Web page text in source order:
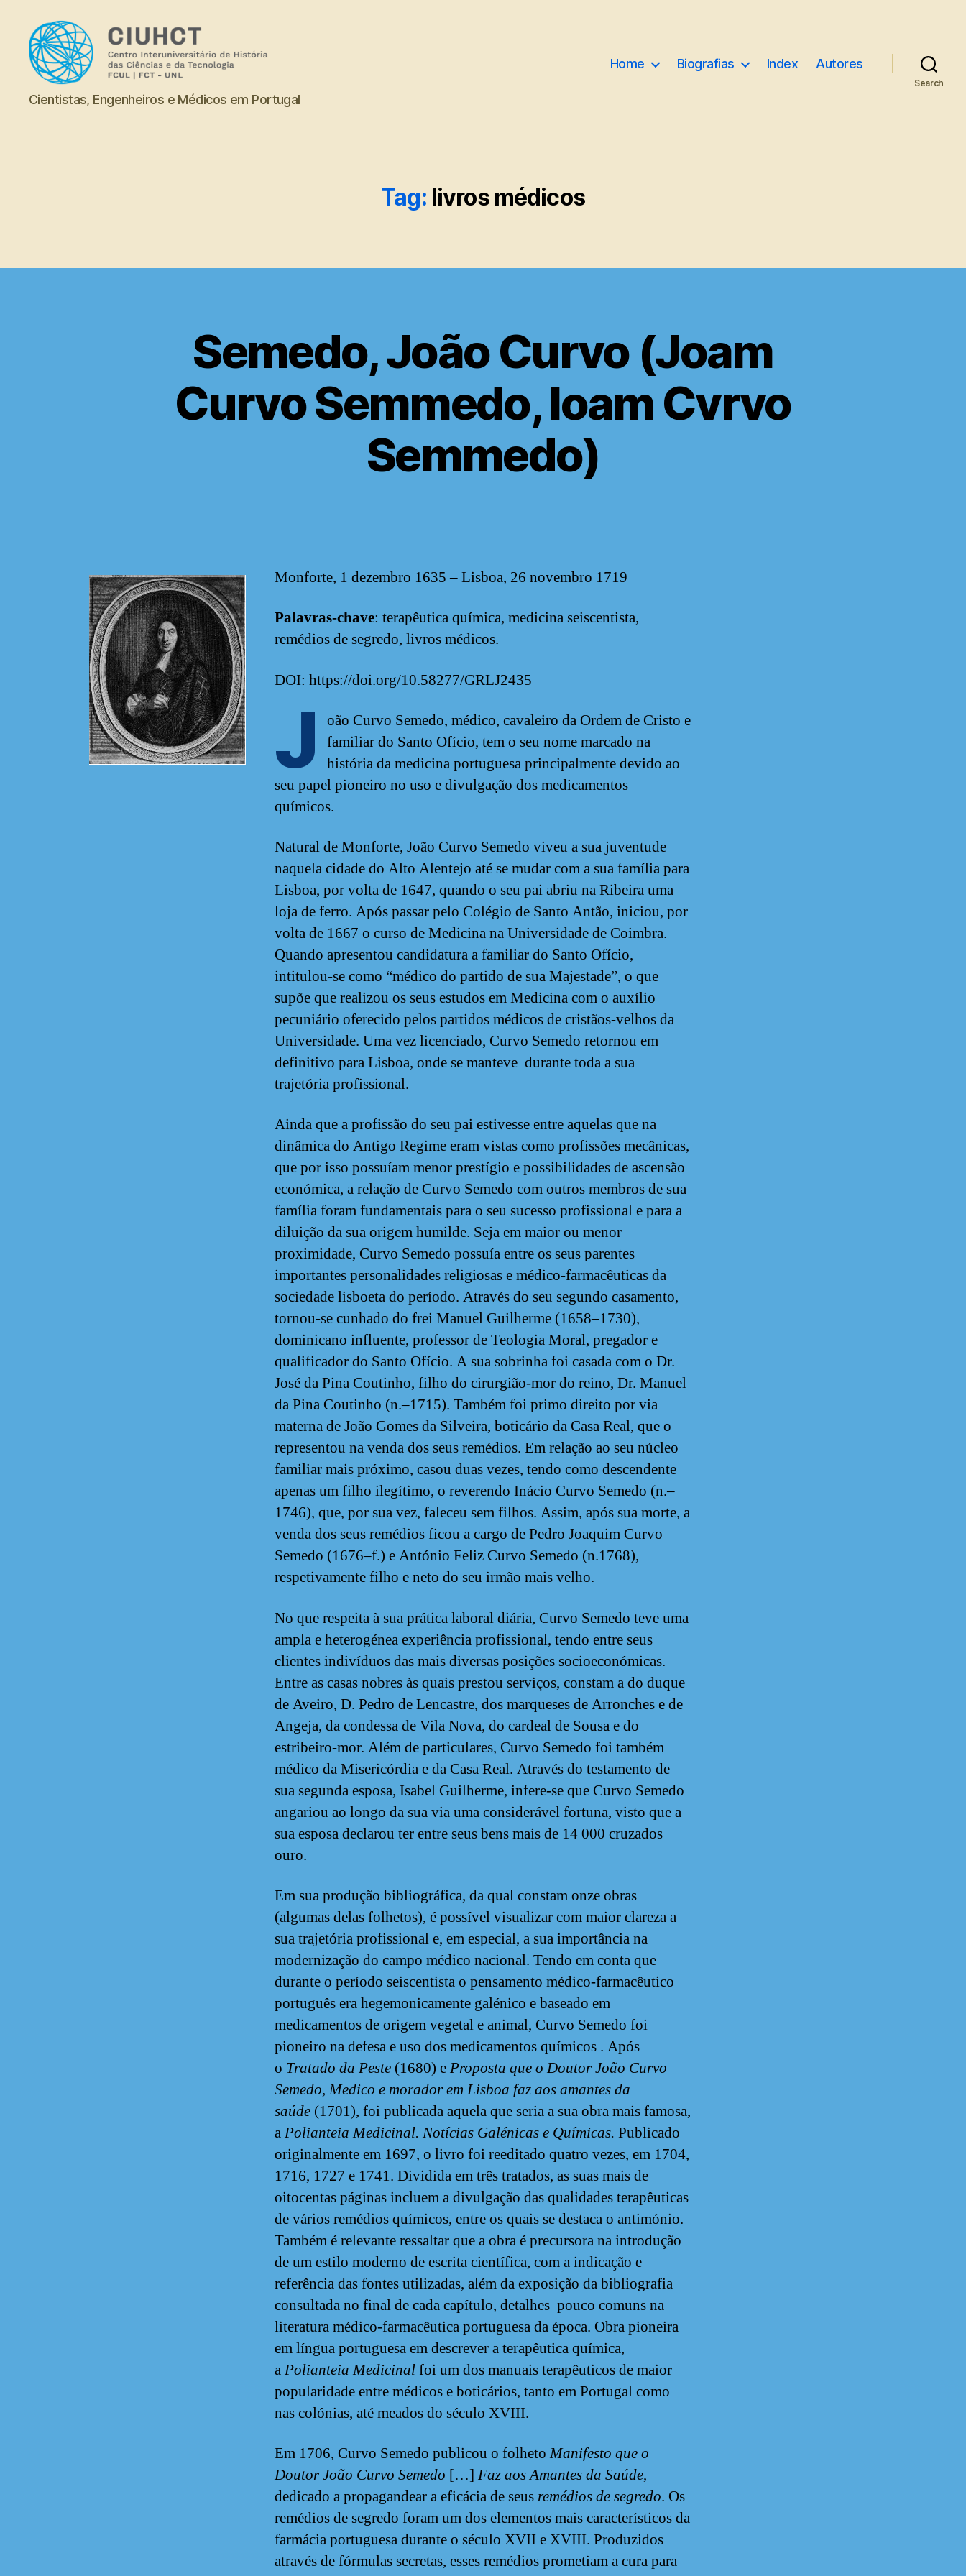
Dicionário
Cientistas, Engenheiros e Médicos em Portugal
Home Biografias Index Autores
Search
Tag: livros médicos
Semedo, João Curvo (Joam
Curvo Semmedo, Ioam Cvrvo
Semmedo)
Monforte, 1 dezembro 1635 – Lisboa, 26 novembro 1719
Palavras-chave: terapêutica química, medicina seiscentista,
remédios de segredo, livros médicos.
DOI: https://doi.org/10.58277/GRLJ2435
J
oão Curvo Semedo, médico, cavaleiro da Ordem de Cristo e
familiar do Santo Ofício, tem o seu nome marcado na
história da medicina portuguesa principalmente devido ao
seu papel pioneiro no uso e divulgação dos medicamentos
químicos.
Natural de Monforte, João Curvo Semedo viveu a sua juventude
naquela cidade do Alto Alentejo até se mudar com a sua família para
Lisboa, por volta de 1647, quando o seu pai abriu na Ribeira uma
loja de ferro. Após passar pelo Colégio de Santo Antão, iniciou, por
volta de 1667 o curso de Medicina na Universidade de Coimbra.
Quando apresentou candidatura a familiar do Santo Ofício,
intitulou-se como “médico do partido de sua Majestade”, o que
supõe que realizou os seus estudos em Medicina com o auxílio
pecuniário oferecido pelos partidos médicos de cristãos-velhos da
Universidade. Uma vez licenciado, Curvo Semedo retornou em
definitivo para Lisboa, onde se manteve durante toda a sua
trajetória profissional.
Ainda que a profissão do seu pai estivesse entre aquelas que na
dinâmica do Antigo Regime eram vistas como profissões mecânicas,
que por isso possuíam menor prestígio e possibilidades de ascensão
económica, a relação de Curvo Semedo com outros membros de sua
família foram fundamentais para o seu sucesso profissional e para a
diluição da sua origem humilde. Seja em maior ou menor
proximidade, Curvo Semedo possuía entre os seus parentes
importantes personalidades religiosas e médico-farmacêuticas da
sociedade lisboeta do período. Através do seu segundo casamento,
tornou-se cunhado do frei Manuel Guilherme (1658–1730),
dominicano influente, professor de Teologia Moral, pregador e
qualificador do Santo Ofício. A sua sobrinha foi casada com o Dr.
José da Pina Coutinho, filho do cirurgião-mor do reino, Dr. Manuel
da Pina Coutinho (n.–1715). Também foi primo direito por via
materna de João Gomes da Silveira, boticário da Casa Real, que o
representou na venda dos seus remédios. Em relação ao seu núcleo
familiar mais próximo, casou duas vezes, tendo como descendente
apenas um filho ilegítimo, o reverendo Inácio Curvo Semedo (n.–
1746), que, por sua vez, faleceu sem filhos. Assim, após sua morte, a
venda dos seus remédios ficou a cargo de Pedro Joaquim Curvo
Semedo (1676–f.) e António Feliz Curvo Semedo (n.1768),
respetivamente filho e neto do seu irmão mais velho.
No que respeita à sua prática laboral diária, Curvo Semedo teve uma
ampla e heterogénea experiência profissional, tendo entre seus
clientes indivíduos das mais diversas posições socioeconómicas.
Entre as casas nobres às quais prestou serviços, constam a do duque
de Aveiro, D. Pedro de Lencastre, dos marqueses de Arronches e de
Angeja, da condessa de Vila Nova, do cardeal de Sousa e do
estribeiro-mor. Além de particulares, Curvo Semedo foi também
médico da Misericórdia e da Casa Real. Através do testamento de
sua segunda esposa, Isabel Guilherme, infere-se que Curvo Semedo
angariou ao longo da sua via uma considerável fortuna, visto que a
sua esposa declarou ter entre seus bens mais de 14 000 cruzados
ouro.
Em sua produção bibliográfica, da qual constam onze obras
(algumas delas folhetos), é possível visualizar com maior clareza a
sua trajetória profissional e, em especial, a sua importância na
modernização do campo médico nacional. Tendo em conta que
durante o período seiscentista o pensamento médico-farmacêutico
português era hegemonicamente galénico e baseado em
medicamentos de origem vegetal e animal, Curvo Semedo foi
pioneiro na defesa e uso dos medicamentos químicos . Após
o Tratado da Peste (1680) eProposta que o Doutor João Curvo
Semedo, Medico e morador em Lisboa faz aos amantes da
saúde (1701), foi publicada aquela que seria a sua obra mais famosa,
aPolianteia Medicinal. Notícias Galénicas e Químicas. Publicado
originalmente em 1697, o livro foi reeditado quatro vezes, em 1704,
1716, 1727 e 1741. Dividida em três tratados, as suas mais de
oitocentas páginas incluem a divulgação das qualidades terapêuticas
de vários remédios químicos, entre os quais se destaca o antimónio.
Também é relevante ressaltar que a obra é precursora na introdução
de um estilo moderno de escrita científica, com a indicação e
referência das fontes utilizadas, além da exposição da bibliografia
consultada no final de cada capítulo, detalhes pouco comuns na
literatura médico-farmacêutica portuguesa da época. Obra pioneira
em língua portuguesa em descrever a terapêutica química,
aPolianteia Medicinalfoi um dos manuais terapêuticos de maior
popularidade entre médicos e boticários, tanto em Portugal como
nas colónias, até meados do século XVIII.
Em 1706, Curvo Semedo publicou o folhetoManifesto que o
Doutor João Curvo Semedo […] Faz aos Amantes da Saúde,
dedicado a propagandear a eficácia de seus remédios de segredo. Os
remédios de segredo foram um dos elementos mais característicos da
farmácia portuguesa durante o século XVII e XVIII. Produzidos
através de fórmulas secretas, esses remédios prometiam a cura para